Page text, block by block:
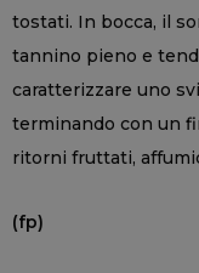
tostati. In bocca, il
tannino pieno e
caratterizzare uno
terminando con un
ritorni fruttati,
(fp)